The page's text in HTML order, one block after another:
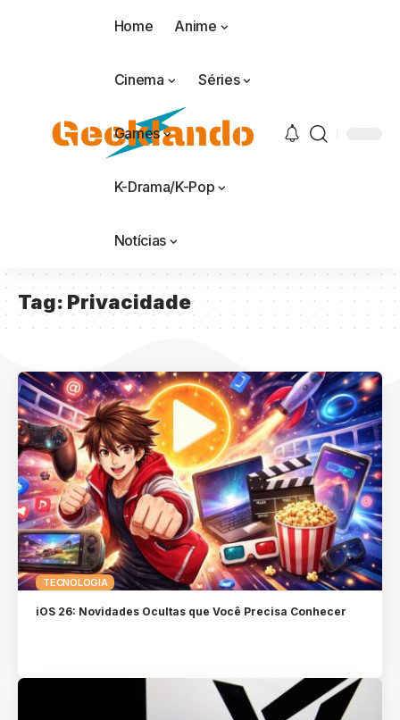
Home Anime
Cinema Séries
Games
K-Drama/K-Pop
Notícias
Tag: Privacidade
TECNOLOGIA
iOS 26: Novidades Ocultas que Você Precisa Conhecer